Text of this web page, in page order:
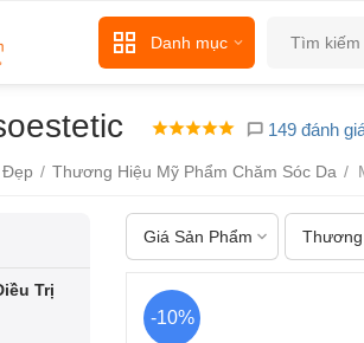
Danh mục
149 đánh
Đẹp / Thương Hiệu Mỹ Phẩm Chăm Sóc Da /
Giá Sản Phẩm
-10%
Trị